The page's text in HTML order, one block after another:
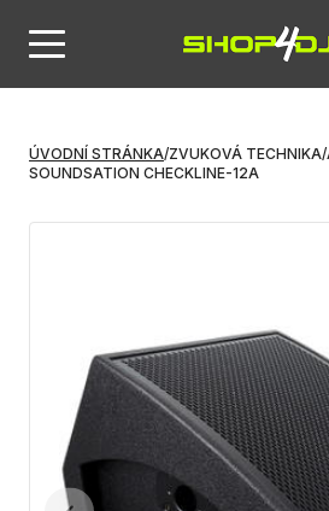
ÚVODNÍ STRÁNKA/ZVUKOVÁ TECHNIKA/
SOUNDSATION CHECKLINE-12A